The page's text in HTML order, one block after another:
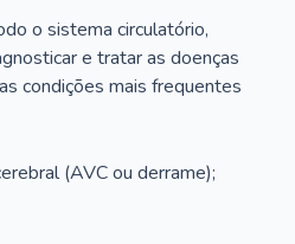
o sistema circulatório,
e tratar as doenças
condições mais frequentes
(AVC ou derrame);